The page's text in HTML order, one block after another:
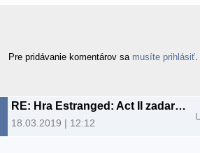
Pre pridávanie komentárov sa musíte prihlásiť
RE: Hra Estranged: Act II zadarmo
18.03.2019 | 12:12